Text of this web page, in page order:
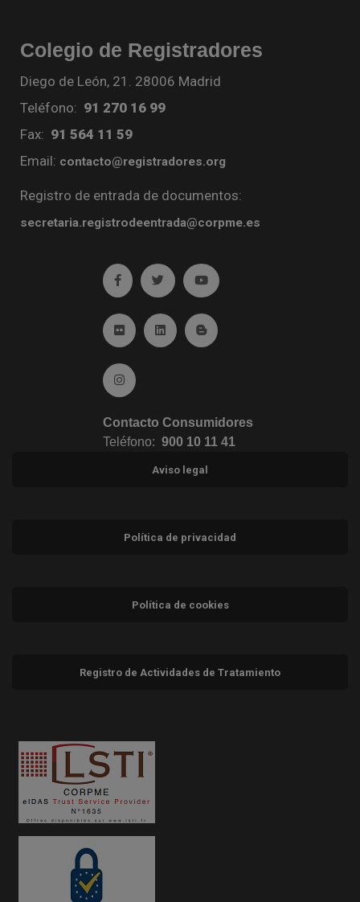
Colegio de Registradores
Diego de León, 21. 28006 Madrid
Teléfono: 91 270 16 99
Fax: 91 564 11 59
Email: contacto@registradores.org
Registro de entrada de documentos:
secretaria.registrodeentrada@corpme.es
Ir a facebook (abre en ventana nueva)
Ir a twitter (abre en ventana nueva)
Ir a YouTube (abre en
Ir a Flickr (abre en ventana nueva)
Ir a Linkedin (abre en ventana nueva)
Ir al Blog (abre en ventana
Ir a Instagram (abre en ventana nueva)
Contacto Consumidores
Teléfono: 900 10 11 41
Aviso legal
Política de privacidad
Política de cookies
Registro de Actividades de Tratamiento